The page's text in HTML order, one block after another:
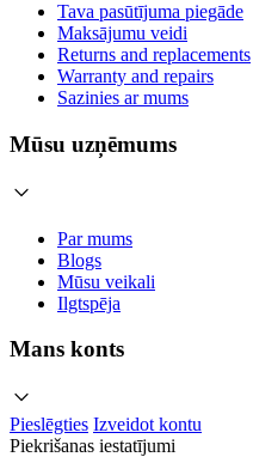
Tava pasūtījuma piegāde
Maksājumu veidi
Returns and replacements
Warranty and repairs
Sazinies ar mums
Mūsu uzņēmums
Par mums
Blogs
Mūsu veikali
Ilgtspēja
Mans konts
Pieslēgties Izveidot kontu
Piekrišanas iestatījumi